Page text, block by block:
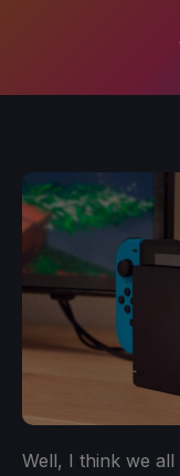
Well, I think we